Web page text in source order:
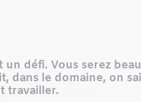
défi. Vous serez
dans le domaine, on
travailler.